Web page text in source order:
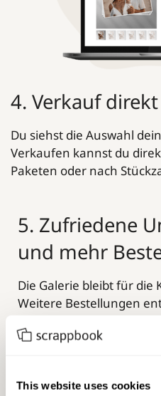
This website uses cookies
4. Verkauf
Du siehst die Auswahl
Verkaufen kannst du
Paketen oder nach
5. Zufriedene
und mehr
Die Galerie bleibt für die
Weitere Bestellungen
weitere Shootings.